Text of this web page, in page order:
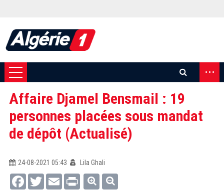
...
Affaire Djamel Bensmail : 19
personnes placées sous mandat
de dépôt (Actualisé)
24-08-2021 05:43
Lila Ghali
FacebookTwitterEmail Print